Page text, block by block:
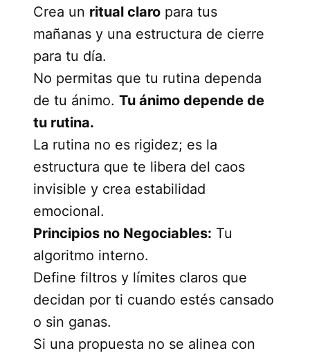
Crea un ritual claro para tus
mañanas y una estructura de cierre
para tu día.
No permitas que tu rutina dependa
de tu ánimo. Tu ánimo depende de
tu rutina.
La rutina no es rigidez; es la
estructura que te libera del caos
invisible y crea estabilidad
emocional.
Principios no Negociables: Tu
algoritmo interno.
Define filtros y límites claros que
decidan por ti cuando estés cansado
o sin ganas.
Si una propuesta no se alinea con